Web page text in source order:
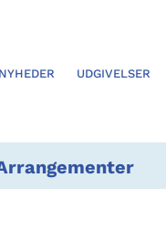
NYHEDER UDGIVELSER